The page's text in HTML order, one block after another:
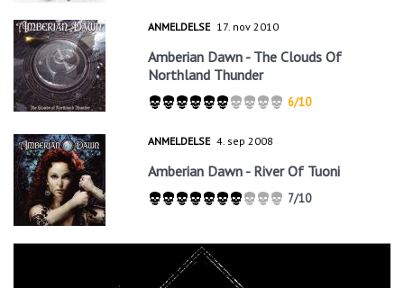
ANMELDELSE 17. nov 2010
Amberian Dawn - The Clouds Of
Northland Thunder
6/10
ANMELDELSE 4. sep 2008
Amberian Dawn - River Of Tuoni
7/10